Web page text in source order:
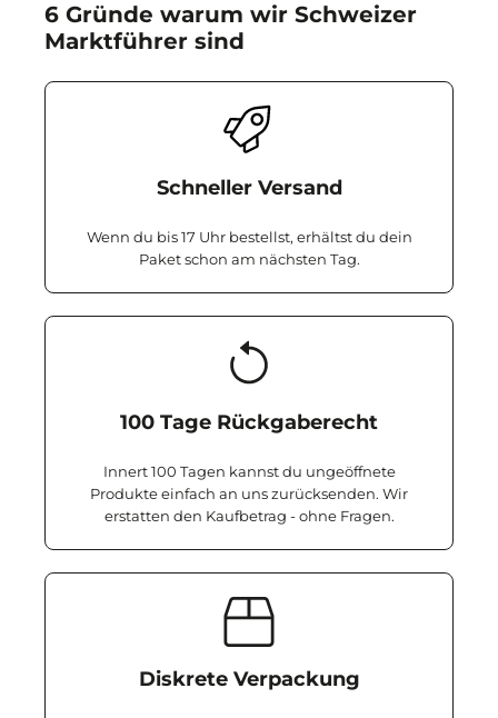
6 Gründe warum wir Schweizer
Marktführer sind
Schneller Versand
Wenn du bis 17 Uhr bestellst, erhältst du dein
Paket schon am nächsten Tag.
100 Tage Rückgaberecht
Innert 100 Tagen kannst du ungeöffnete
Produkte einfach an uns zurücksenden. Wir
erstatten den Kaufbetrag - ohne Fragen.
Diskrete Verpackung